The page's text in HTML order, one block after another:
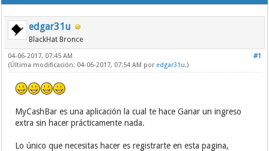
edgar31u
BlackHat Bronce
#1
04-06-2017, 07:45 AM
(Última modificación: 04-06-2017, 07:54 AM por edgar31u.)
MyCashBar es una aplicación la cual te hace Ganar un ingreso
extra sin hacer prácticamente nada.
Lo único que necesitas hacer es registrarte en esta pagina,